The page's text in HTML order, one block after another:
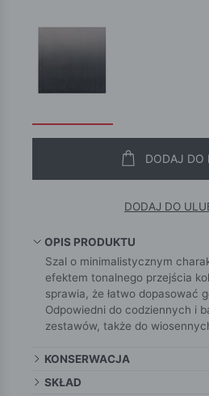
DODAJ DO
DODAJ DO
OPIS PRODUKTU
Szal o minimalistycznym
efektem tonalnego przejścia
sprawia, że łatwo dopasować
Odpowiedni do codziennych i
zestawów, także do
KONSERWACJA
SKŁAD